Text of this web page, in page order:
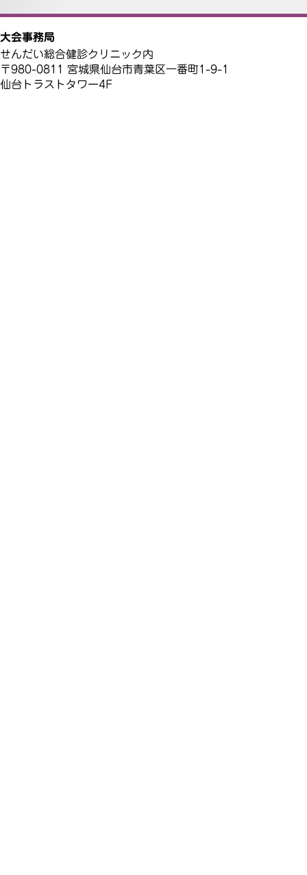
大会事務局
せんだい総合健診クリニック内
〒980-0811 宮城県仙台市青葉区一番町1-9-1
仙台トラストタワー4F